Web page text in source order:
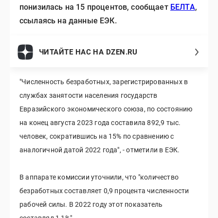
понизилась на 15 процентов, сообщает БЕЛТА,
ссылаясь на данные ЕЭК.
ЧИТАЙТЕ НАС НА DZEN.RU
"Численность безработных, зарегистрированных в
службах занятости населения государств
Евразийского экономического союза, по состоянию
на конец августа 2023 года составила 892,9 тыс.
человек, сократившись на 15% по сравнению с
аналогичной датой 2022 года", - отметили в ЕЭК.
В аппарате комиссии уточнили, что "количество
безработных составляет 0,9 процента численности
рабочей силы. В 2022 году этот показатель